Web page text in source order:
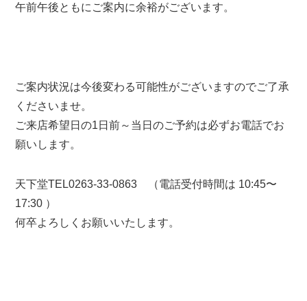
午前午後ともにご案内に余裕がございます。
ご案内状況は今後変わる可能性がございますのでご了承
くださいませ。
ご来店希望日の1日前～当日のご予約は必ずお電話でお
願いします。
天下堂TEL0263-33-0863 （電話受付時間は 10:45〜
17:30 ）
何卒よろしくお願いいたします。